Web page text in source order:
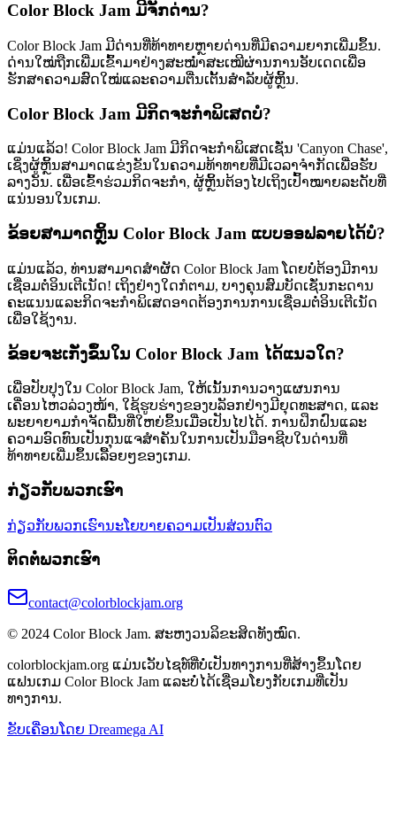
Color Block Jam ມີຈັກດ່ານ?
Color Block Jam ມີດ່ານທີ່ທ້າທາຍຫຼາຍດ່ານທີ່ມີຄວາມຍາກເພີ່ມຂຶ້ນ.
ດ່ານໃໝ່ຖືກເພີ່ມເຂົ້າມາຢ່າງສະໝ່ຳສະເໝີຜ່ານການອັບເດດເພື່ອ
ຮັກສາຄວາມສົດໃໝ່ແລະຄວາມຕື່ນເຕັ້ນສຳລັບຜູ້ຫຼິ້ນ.
Color Block Jam ມີກິດຈະກຳພິເສດບໍ?
ແມ່ນແລ້ວ! Color Block Jam ມີກິດຈະກຳພິເສດເຊັ່ນ 'Canyon Chase',
ເຊິ່ງຜູ້ຫຼິ້ນສາມາດແຂ່ງຂັນໃນຄວາມທ້າທາຍທີ່ມີເວລາຈຳກັດເພື່ອຮັບ
ລາງວັນ. ເພື່ອເຂົ້າຮ່ວມກິດຈະກຳ, ຜູ້ຫຼິ້ນຕ້ອງໄປເຖິງເປົ້າໝາຍລະດັບທີ່
ແນ່ນອນໃນເກມ.
ຂ້ອຍສາມາດຫຼິ້ນ Color Block Jam ແບບອອຟລາຍໄດ້ບໍ?
ແມ່ນແລ້ວ, ທ່ານສາມາດສຳຜັດ Color Block Jam ໂດຍບໍ່ຕ້ອງມີການ
ເຊື່ອມຕໍ່ອິນເຕີເນັດ! ເຖິງຢ່າງໃດກໍຕາມ, ບາງຄຸນສົມບັດເຊັ່ນກະດານ
ຄະແນນແລະກິດຈະກຳພິເສດອາດຕ້ອງການການເຊື່ອມຕໍ່ອິນເຕີເນັດ
ເພື່ອໃຊ້ງານ.
ຂ້ອຍຈະເກັ່ງຂຶ້ນໃນ Color Block Jam ໄດ້ແນວໃດ?
ເພື່ອປັບປຸງໃນ Color Block Jam, ໃຫ້ເນັ້ນການວາງແຜນການ
ເຄື່ອນໄຫວລ່ວງໜ້າ, ໃຊ້ຮູບຮ່າງຂອງບລັອກຢ່າງມີຍຸດທະສາດ, ແລະ
ພະຍາຍາມກຳຈັດພື້ນທີ່ໃຫຍ່ຂຶ້ນເມື່ອເປັນໄປໄດ້. ການຝຶກຝົນແລະ
ຄວາມອົດທົນເປັນກຸນແຈສຳຄັນໃນການເປັນມືອາຊີບໃນດ່ານທີ່
ທ້າທາຍເພີ່ມຂຶ້ນເລື້ອຍໆຂອງເກມ.
ກ່ຽວກັບພວກເຮົາ
ກ່ຽວກັບພວກເຮົານະໂຍບາຍຄວາມເປັນສ່ວນຕົວ
ຕິດຕໍ່ພວກເຮົາ
contact@colorblockjam.org
© 2024 Color Block Jam. ສະຫງວນລິຂະສິດທັງໝົດ.
colorblockjam.org ແມ່ນເວັບໄຊທ໌ທີ່ບໍ່ເປັນທາງການທີ່ສ້າງຂຶ້ນໂດຍ
ແຟນເກມ Color Block Jam ແລະບໍ່ໄດ້ເຊື່ອມໂຍງກັບເກມທີ່ເປັນ
ທາງການ.
ຂັບເຄື່ອນໂດຍ Dreamega AI